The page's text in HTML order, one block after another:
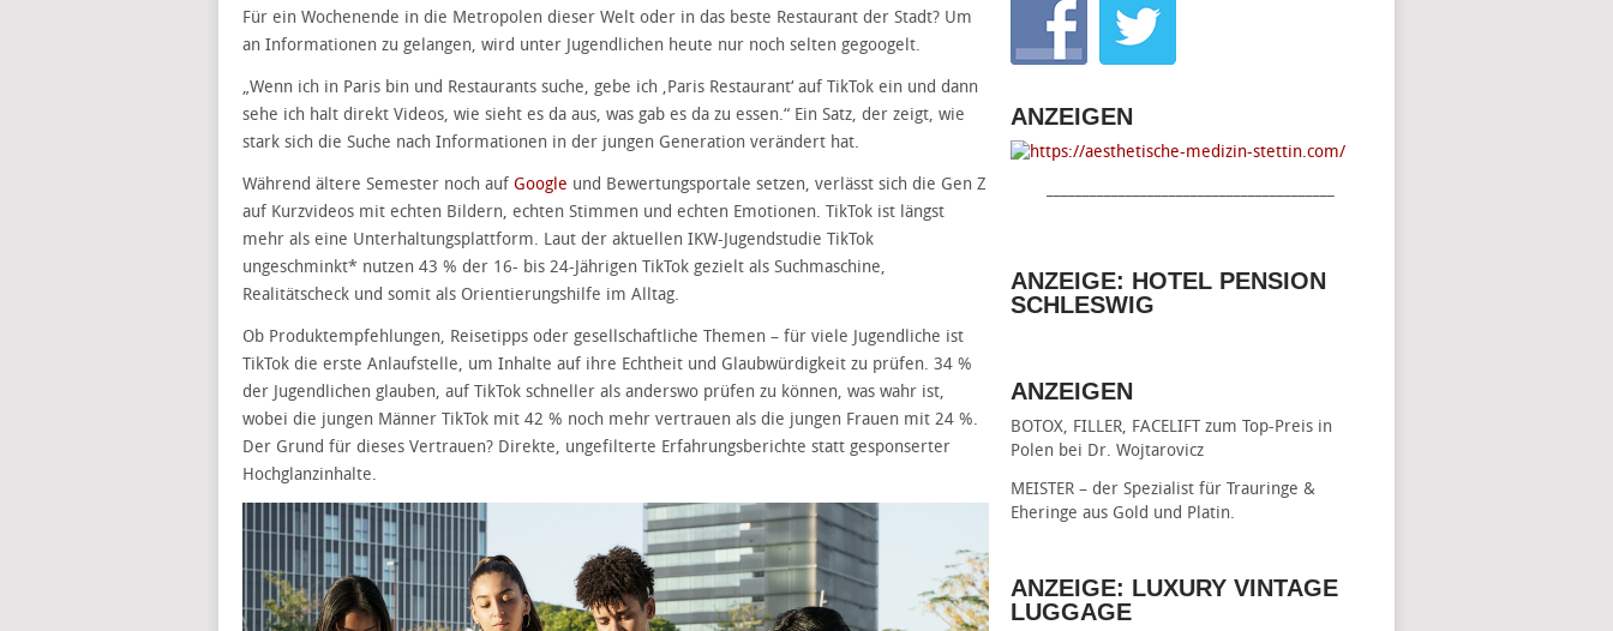
Für ein Wochenende in die Metropolen dieser Welt oder in das beste Restaurant der Stadt? Um
an Informationen zu gelangen, wird unter Jugendlichen heute nur noch selten gegoogelt.
„Wenn ich in Paris bin und Restaurants suche, gebe ich ‚Paris Restaurant‘ auf TikTok ein und dann
sehe ich halt direkt Videos, wie sieht es da aus, was gab es da zu essen.“ Ein Satz, der zeigt, wie
stark sich die Suche nach Informationen in der jungen Generation verändert hat.
Während ältere Semester noch auf Google und Bewertungsportale setzen, verlässt sich die Gen Z
auf Kurzvideos mit echten Bildern, echten Stimmen und echten Emotionen. TikTok ist längst
mehr als eine Unterhaltungsplattform. Laut der aktuellen IKW-Jugendstudie TikTok
ungeschminkt* nutzen 43 % der 16- bis 24-Jährigen TikTok gezielt als Suchmaschine,
Realitätscheck und somit als Orientierungshilfe im Alltag.
Ob Produktempfehlungen, Reisetipps oder gesellschaftliche Themen – für viele Jugendliche ist
TikTok die erste Anlaufstelle, um Inhalte auf ihre Echtheit und Glaubwürdigkeit zu prüfen. 34 %
der Jugendlichen glauben, auf TikTok schneller als anderswo prüfen zu können, was wahr ist,
wobei die jungen Männer TikTok mit 42 % noch mehr vertrauen als die jungen Frauen mit 24 %.
Der Grund für dieses Vertrauen? Direkte, ungefilterte Erfahrungsberichte statt gesponserter
Hochglanzinhalte.
ANZEIGEN
ANZEIGE: HOTEL PENSION
SCHLESWIG
ANZEIGEN
BOTOX, FILLER, FACELIFT zum Top-Preis in
Polen bei Dr. Wojtarovicz
MEISTER – der Spezialist für Trauringe &
Eheringe aus Gold und Platin.
ANZEIGE: LUXURY VINTAGE
LUGGAGE